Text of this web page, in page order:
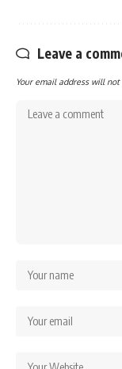
Leave a
Your email address will